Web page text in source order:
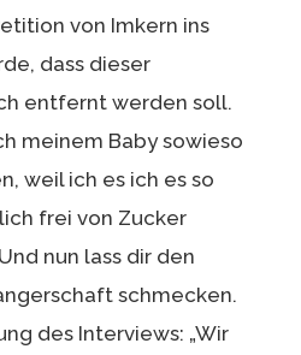
von Imkern ins
dass dieser
entfernt werden soll.
meinem Baby sowieso
weil ich es ich es so
frei von Zucker
nun lass dir den
schmecken.
des Interviews: „Wir